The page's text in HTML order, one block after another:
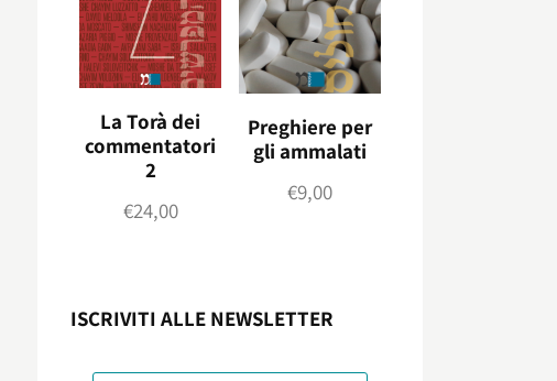
La Torà dei
commentatori
2
€24,00
Preghiere per
gli ammalati
€9,00
ISCRIVITI ALLE NEWSLETTER